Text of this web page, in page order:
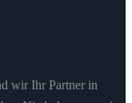
wir Ihr Partner in